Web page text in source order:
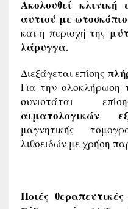
Ακολουθεί
αυτιού με
και η περιοχή της
λάρυγγα.
Διεξάγεται επίσης
Για την ολοκλήρωση
συνιστάται
αιματολογικών
μαγνητικής
λιθοειδών με χρήση
Ποιές